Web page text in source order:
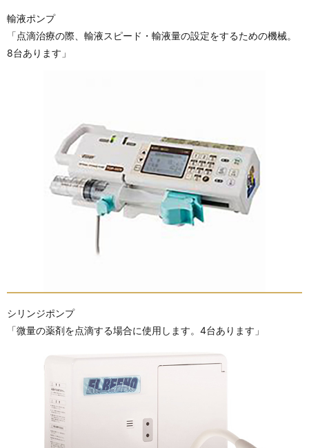
輸液ポンプ
「点滴治療の際、輸液スピード・輸液量の設定をするための機械。
8台あります」
シリンジポンプ
「微量の薬剤を点滴する場合に使用します。4台あります」